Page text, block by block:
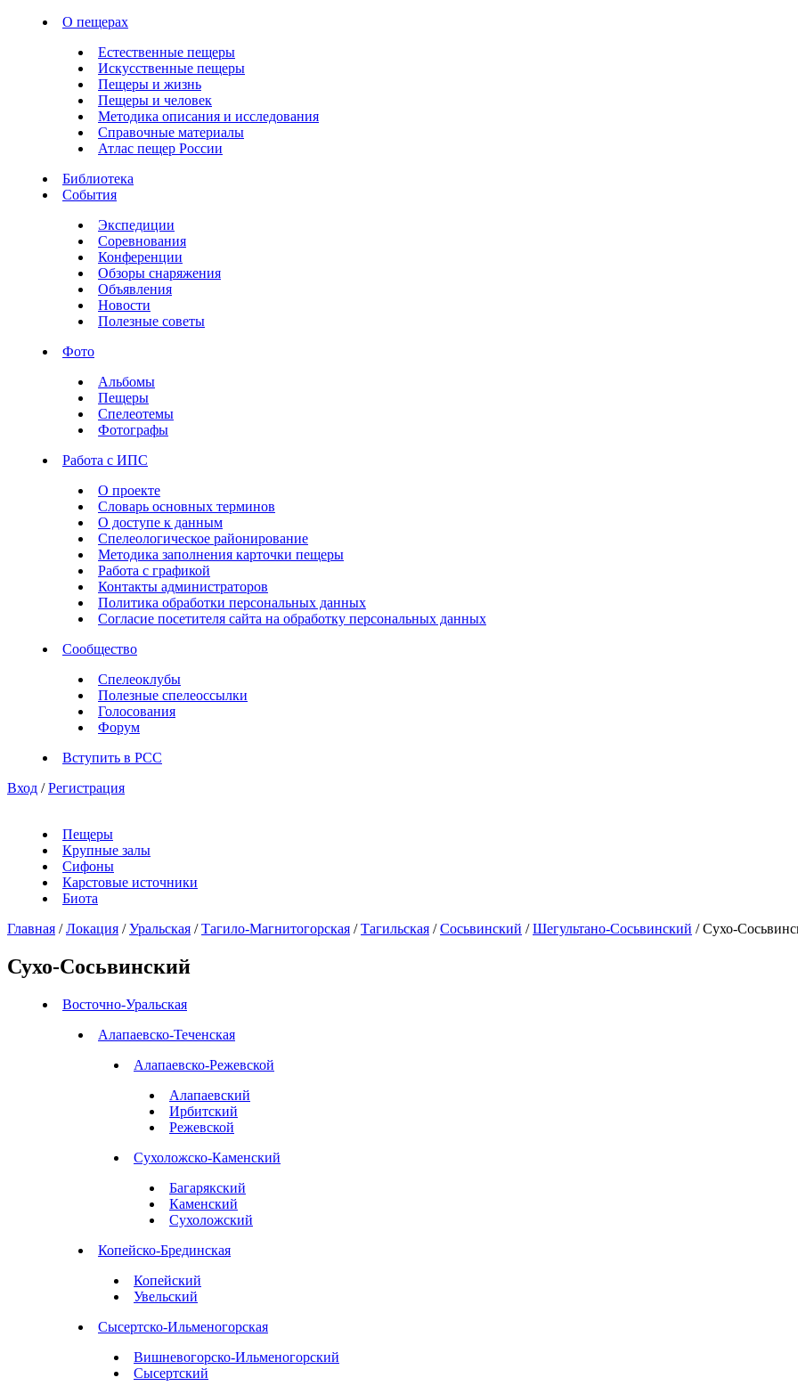
О пещерах
Естественные пещеры
Искусственные пещеры
Пещеры и жизнь
Пещеры и человек
Методика описания и исследования
Справочные материалы
Атлас пещер России
Библиотека
События
Экспедиции
Соревнования
Конференции
Обзоры снаряжения
Объявления
Новости
Полезные советы
Фото
Альбомы
Пещеры
Спелеотемы
Фотографы
Работа с ИПС
О проекте
Словарь основных терминов
О доступе к данным
Спелеологическое районирование
Методика заполнения карточки пещеры
Работа с графикой
Контакты администраторов
Политика обработки персональных данных
Согласие посетителя сайта на обработку персональных данных
Сообщество
Спелеоклубы
Полезные спелеоссылки
Голосования
Форум
Вступить в РСС
Вход / Регистрация
Пещеры
Крупные залы
Сифоны
Карстовые источники
Биота
Главная / Локация / Уральская / Тагило-Магнитогорская / Тагильская / Сосьвинский / Шегультано-Сосьвинский / Сухо-
Сухо-Сосьвинский
Восточно-Уральская
Алапаевско-Теченская
Алапаевско-Режевской
Алапаевский
Ирбитский
Режевской
Сухоложско-Каменский
Багарякский
Каменский
Сухоложский
Копейско-Брединская
Копейский
Увельский
Сысертско-Ильменогорская
Вишневогорско-Ильменогорский
Сысертский